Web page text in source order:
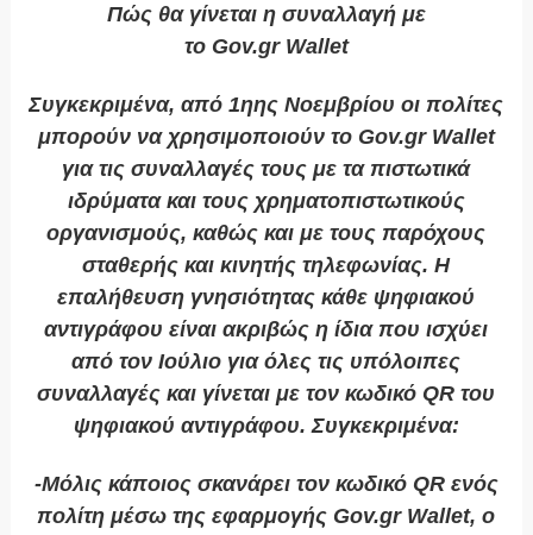
Πώς θα γίνεται η συναλλαγή με
το Gov.gr Wallet
Συγκεκριμένα, από 1ηης Νοεμβρίου οι πολίτες
μπορούν να χρησιμοποιούν το Gov.gr Wallet
για τις συναλλαγές τους με τα πιστωτικά
ιδρύματα και τους χρηματοπιστωτικούς
οργανισμούς, καθώς και με τους παρόχους
σταθερής και κινητής τηλεφωνίας. Η
επαλήθευση γνησιότητας κάθε ψηφιακού
αντιγράφου είναι ακριβώς η ίδια που ισχύει
από τον Ιούλιο για όλες τις υπόλοιπες
συναλλαγές και γίνεται με τον κωδικό QR του
ψηφιακού αντιγράφου. Συγκεκριμένα:
-Μόλις κάποιος σκανάρει τον κωδικό QR ενός
πολίτη μέσω της εφαρμογής Gov.gr Wallet, ο